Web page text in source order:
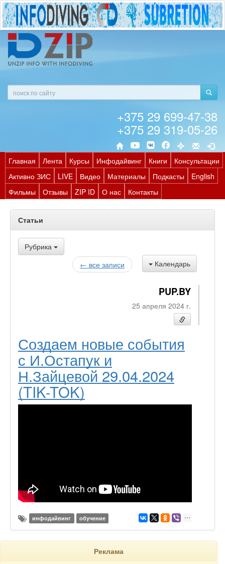
+375 29 699-47-38
+375 29 319-05-26
Главная Лента Курсы Инфодайвинг Книги
Консультации
Активно ЗИС
LIVE Видео Материалы Подкасты
English
Фильмы
Отзывы ZIP ID О нас Контакты
Статьи
Рубрика
Календарь
← все записи
PUP.BY
25 апреля 2024 г.
Создаем новые события
с И.Остапук и
Н.Зайцевой 29.04.2024
(TIK-TOK)
инфодайвинг обучение
Реклама